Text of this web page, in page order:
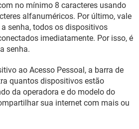
no mínimo 8 caracteres usando
alfanuméricos. Por último, vale
senha, todos os dispositivos
imediatamente. Por isso, é
senha.
ao Acesso Pessoal, a barra de
quantos dispositivos estão
da operadora e do modelo do
sua internet com mais ou